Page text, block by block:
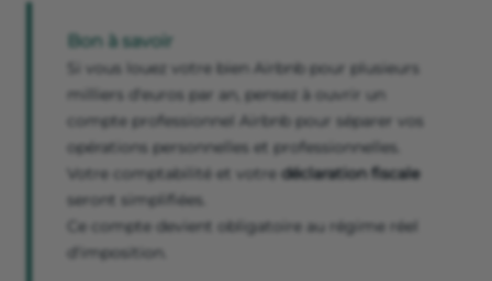
Bon à savoir
Si vous louez votre bien Airbnb pour plusieurs
milliers d'euros par an, pensez à ouvrir un
compte professionnel Airbnb pour séparer vos
opérations personnelles et professionnelles.
Votre comptabilité et votre déclaration fiscale
seront simplifiées.
Ce compte devient obligatoire au régime réel
d'imposition.